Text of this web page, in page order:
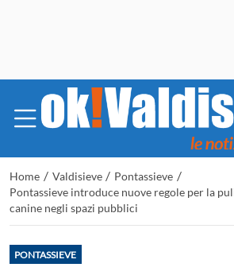
Home / Valdisieve / Pontassieve /
Pontassieve introduce nuove regole per la
canine negli spazi pubblici
PONTASSIEVE